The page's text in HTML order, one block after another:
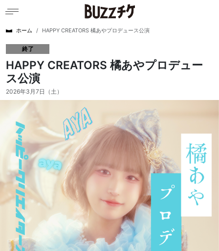
ホーム HAPPY CREATORS 橘あやプロデュース公演
終了
HAPPY CREATORS 橘あやプロデュー
ス公演
2026年3月7日（土）